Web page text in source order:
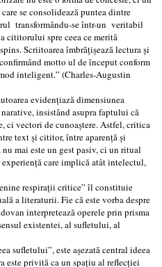
se consolidează puntea dintre
transformându-se într-un veritabil
cititorului spre ceea ce merită
Scriitoarea îmbrățișează lectura și
motto ul de început conform
inteligent.” (Charles-Augustin
evidențiază dimensiunea
insistând asupra faptului că
ci vectori de cunoaștere. Astfel, critica
text și cititor, între aparență și
mai este un gest pasiv, ci un ritual
care implică atât intelectul,
respirații critice” îl constituie
a literaturii. Fie că este vorba despre
interpretează operele prin prisma
existentei, al sufletului, al
sufletului”, este așezată central ideea
privită ca un spațiu al reflecției